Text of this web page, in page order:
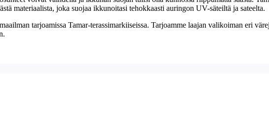
materiaalista, joka suojaa ikkunoitasi tehokkaasti auringon UV-säteiltä ja sateelta.
tarjoamissa Tamar-terassimarkiiseissa. Tarjoamme laajan valikoiman eri